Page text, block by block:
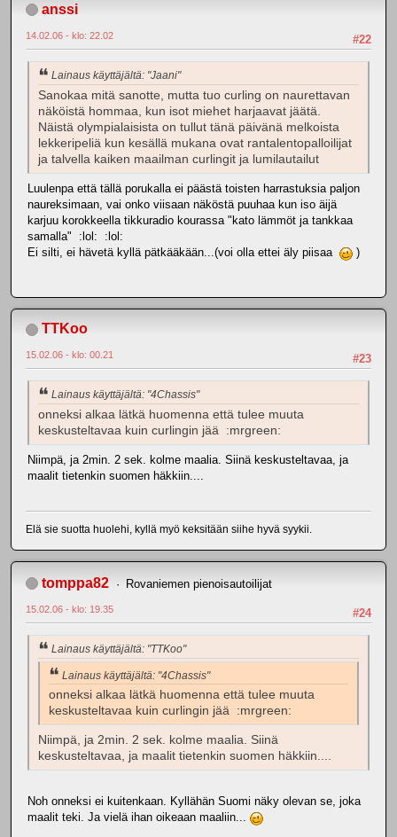
anssi
#22
14.02.06 - klo: 22.02
Lainaus käyttäjältä: "Jaani"
Sanokaa mitä sanotte, mutta tuo curling on naurettavan
näköistä hommaa, kun isot miehet harjaavat jäätä.
Näistä olympialaisista on tullut tänä päivänä melkoista
lekkeripeliä kun kesällä mukana ovat rantalentopalloilijat
ja talvella kaiken maailman curlingit ja lumilautailut
Luulenpa että tällä porukalla ei päästä toisten harrastuksia paljon
naureksimaan, vai onko viisaan näköstä puuhaa kun iso äijä
karjuu korokkeella tikkuradio kourassa "kato lämmöt ja tankkaa
samalla" :lol: :lol:
Ei silti, ei hävetä kyllä pätkääkään...(voi olla ettei äly piisaa
)
TTKoo
#23
15.02.06 - klo: 00.21
Lainaus käyttäjältä: "4Chassis"
onneksi alkaa lätkä huomenna että tulee muuta
keskusteltavaa kuin curlingin jää :mrgreen:
Niimpä, ja 2min. 2 sek. kolme maalia. Siinä keskusteltavaa, ja
maalit tietenkin suomen häkkiin....
Elä sie suotta huolehi, kyllä myö keksitään siihe hyvä syykii.
tomppa82 Rovaniemen pienoisautoilijat
#24
15.02.06 - klo: 19.35
Lainaus käyttäjältä: "TTKoo"
Lainaus käyttäjältä: "4Chassis"
onneksi alkaa lätkä huomenna että tulee muuta
keskusteltavaa kuin curlingin jää :mrgreen:
Niimpä, ja 2min. 2 sek. kolme maalia. Siinä
keskusteltavaa, ja maalit tietenkin suomen häkkiin....
Noh onneksi ei kuitenkaan. Kyllähän Suomi näky olevan se, joka
maalit teki. Ja vielä ihan oikeaan maaliin...